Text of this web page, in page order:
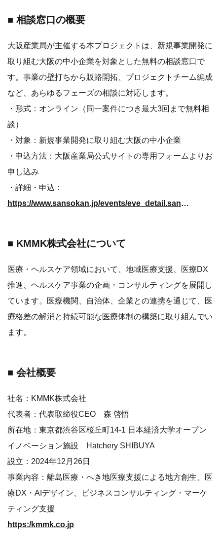
■ 相談窓口の概要
大阪産業局が主催する本プロジェクトは、新規事業開発に
取り組む大阪の中小企業を対象とした無料の相談窓口で
す。事業の壁打ちから販路開拓、プロジェクトチーム編成
など、あらゆるフェーズの相談に対応します。
・形式：オンライン（同一案件につき最大3回まで無料相
談）
・対象：新規事業開発に取り組む大阪の中小企業
・申込方法：大阪産業局公式サイトの専用フォームよりお
申し込み
・詳細・申込：
https://www.sansokan.jp/events/eve_detail.san?H_A_NO=47145
■ KMMK株式会社について
医療・ヘルスケア領域において、地域医療支援、医療DX
推進、ヘルスケア事業の企画・コンサルティングを展開し
ています。医療機関、自治体、企業との連携を通じて、医
療格差の解消と持続可能な医療体制の構築に取り組んでい
ます。
■ 会社概要
社名：KMMK株式会社
代表者：代表取締役CEO 森 啓悟
所在地：東京都渋谷区桜丘町14-1 日本経済大学オープン
イノベーション施設 Hatchery SHIBUYA
設立：2024年12月26日
事業内容：離島医療・へき地医療支援による地方創生、医
療DX・AIデザイン、ビジネスコンサルティング・マーケ
ティング支援
https:/kmmk.co.jp